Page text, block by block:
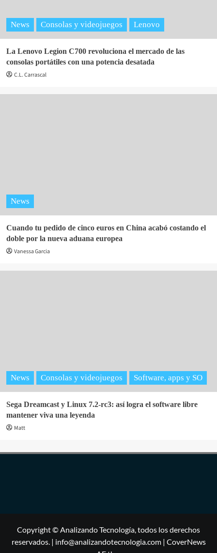
News Consolas y videojuegos Lenovo
La Lenovo Legion C700 revoluciona el mercado de las
consolas portátiles con una potencia desatada
C.L. Carrascal
News
Cuando tu pedido de cinco euros en China acabó costando el
doble por la nueva aduana europea
Vanessa Garcia
News Consolas y videojuegos Software, apps y SO
Sega Dreamcast y Linux 7.2-rc3: así logra el software libre
mantener viva una leyenda
Matt
Copyright © Analizando Tecnología, todos los derechos
reservados. | info@analizandotecnologia.com | CoverNews